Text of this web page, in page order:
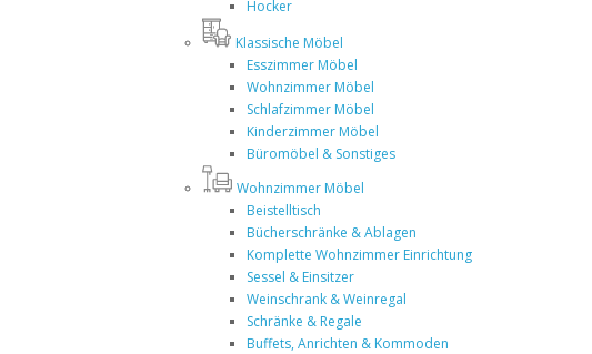
Hocker
Klassische Möbel
Esszimmer Möbel
Wohnzimmer Möbel
Schlafzimmer Möbel
Kinderzimmer Möbel
Büromöbel & Sonstiges
Wohnzimmer Möbel
Beistelltisch
Bücherschränke & Ablagen
Komplette Wohnzimmer Einrichtung
Sessel & Einsitzer
Weinschrank & Weinregal
Schränke & Regale
Buffets, Anrichten & Kommoden